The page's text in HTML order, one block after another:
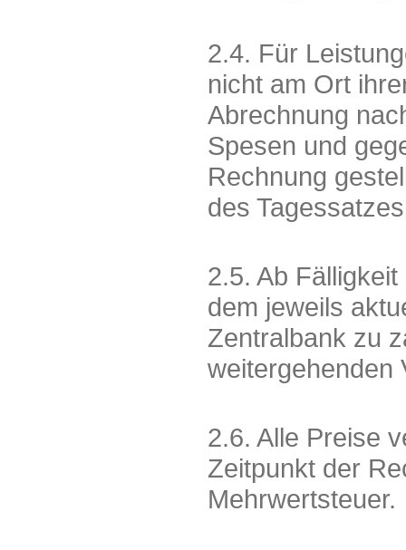
2.4. Für
nicht am Ort
Abrechnung
Spesen und
Rechnung
des
2.5. Ab
dem jeweils
Zentralbank zu
weitergehenden
2.6. Alle Preise
Zeitpunkt der
Mehrwertsteuer.